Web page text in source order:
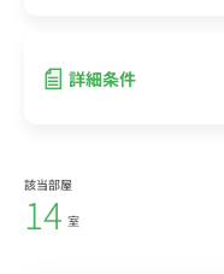
詳細条件
該当部屋
14 室